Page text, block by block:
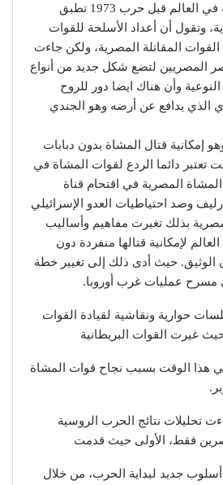
الدراسات الاستراتيجية في العالم قبل حرب 1973 تطبق
وتقول أن أعداد الأسلحة للقوات
القوات المقاتلة المصرية، ولكن جاءت
1973 وانتصر المصريين لتضع شكل جديد من أنواع
النوعية وأن هناك ايضا دور للروح
الذي يدافع عن أرضه وهو الجندي
إمكانية قتال المشاة بدون دبابات
تعتبر دائما الردع لقوات المشاة في
المصرية في اقتحام قناة
وصد احتياطيات العدو الإسرائيلي
بذلك تغيرت مفاهيم وأساليب
لإمكانية قتالها منفردة دون
الوثيق. حيث أدى ذلك إلى تغيير خطة
مسرح عمليات غرب أوروبا.
حوارية ونقاشية لقيادة القوات
حيث غيرت القوات البريطانية
هذا الوقت بسبب نجاح قوات المشاة
تحليلات نتائج الحرب الروسية
فقط، الأولى حيث قدمت
جديد لبداية الحرب، من خلال